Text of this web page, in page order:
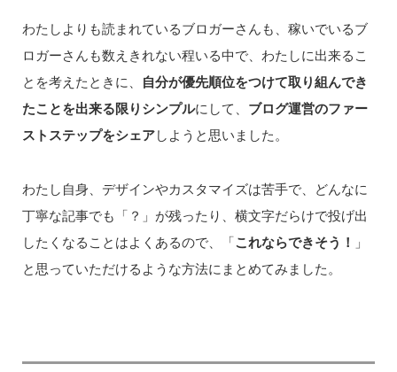
わたしよりも読まれているブロガーさんも、稼いでいるブ
ロガーさんも数えきれない程いる中で、わたしに出来るこ
とを考えたときに、
自分が優先順位をつけて取り組んでき
たことを出来る限りシンプルにして、 ブログ運営のファー
ストステップをシェアしようと思いました。
わたし自身、デザインやカスタマイズは苦手で、どんなに
丁寧な記事でも「？」が残ったり、横文字だらけで投げ出
したくなることはよくあるので、「これならできそう！ 」
と思っていただけるような方法にまとめてみました。